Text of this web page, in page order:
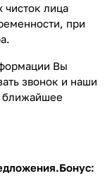
чисток лица
при
Вы
звонок и наши
ближайшее
Бонус: